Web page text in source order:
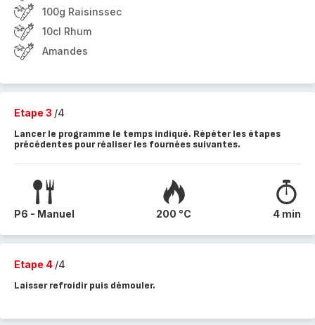
100g Raisinssec
10cl Rhum
Amandes
Etape 3 /4
Lancer le programme le temps indiqué. Répéter les étapes
précédentes pour réaliser les fournées suivantes.
P6 - Manuel 200 °C 4 min
Etape 4 /4
Laisser refroidir puis démouler.